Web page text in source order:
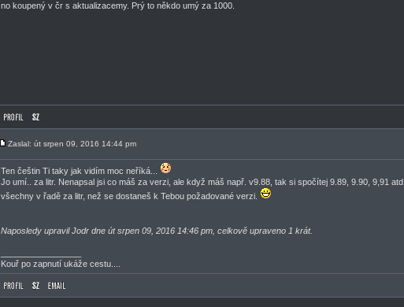
no koupený v čr s aktualizacemy. Prý to někdo umý za 1000.
Zaslal: út srpen 09, 2016 14:44 pm
Ten češtin Ti taky jak vidím moc neříká...
Jo umí.. za litr. Nenapsal jsi co máš za verzi, ale když máš např. v9.88, tak si spočítej 9.89, 9.90, 9,91 atd.,
všechny v řadě za litr, než se dostaneš k Tebou požadované verzi.
Naposledy upravil Jodr dne út srpen 09, 2016 14:46 pm, celkově upraveno 1 krát.
Kouř po zapnutí ukáže cestu....